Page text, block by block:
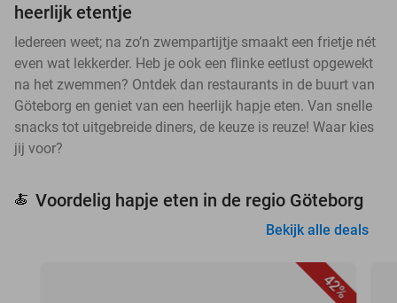
heerlijk etentje
Iedereen weet; na zo’n zwempartijtje smaakt een frietje nét
even wat lekkerder. Heb je ook een flinke eetlust opgewekt
na het zwemmen? Ontdek dan restaurants in de buurt van
Göteborg en geniet van een heerlijk hapje eten. Van snelle
snacks tot uitgebreide diners, de keuze is reuze! Waar kies
jij voor?
🍝 Voordelig hapje eten in de regio Göteborg
Bekijk alle deals
42%